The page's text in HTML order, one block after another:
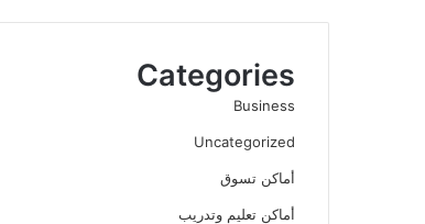
Categories
Business
Uncategorized
أماكن تسوق
أماكن تعليم وتدريب